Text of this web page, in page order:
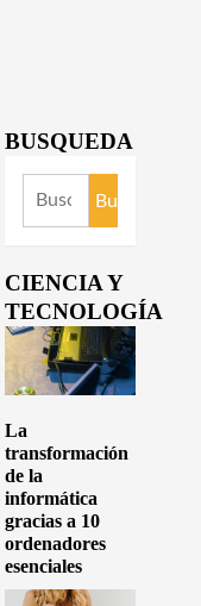
BUSQUEDA
Buscar:
CIENCIA Y
TECNOLOGÍA
La
transformación
de la
informática
gracias a 10
ordenadores
esenciales